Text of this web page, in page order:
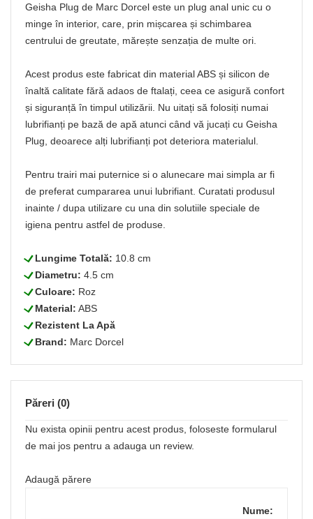
Geisha Plug de Marc Dorcel este un plug anal unic cu o
minge în interior, care, prin mișcarea și schimbarea
centrului de greutate, mărește senzația de multe ori.
Acest produs este fabricat din material ABS și silicon de
înaltă calitate fără adaos de ftalați, ceea ce asigură confort
și siguranță în timpul utilizării. Nu uitați să folosiți numai
lubrifianți pe bază de apă atunci când vă jucați cu Geisha
Plug, deoarece alți lubrifianți pot deteriora materialul.
Pentru trairi mai puternice si o alunecare mai simpla ar fi
de preferat cumpararea unui lubrifiant. Curatati produsul
inainte / dupa utilizare cu una din solutiile speciale de
igiena pentru astfel de produse.
LLungime Totală: 10.8 cm
LDiametru: 4.5 cm
LCuloare: Roz
LMaterial: ABS
LRezistent La Apă
LBrand: Marc Dorcel
Păreri (0)
Nu exista opinii pentru acest produs, foloseste formularul
de mai jos pentru a adauga un review.
Adaugă părere
Nume: